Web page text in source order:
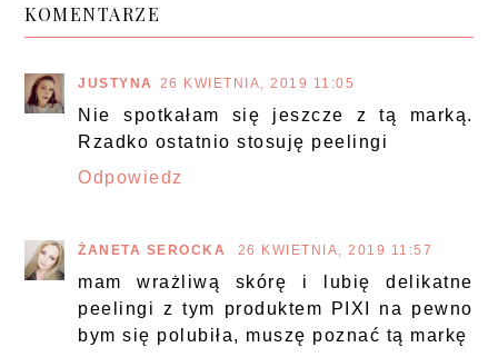
KOMENTARZE
JUSTYNA 26 KWIETNIA, 2019 11:05
Nie spotkałam się jeszcze z tą marką.
Rzadko ostatnio stosuję peelingi
Odpowiedz
ŻANETA SEROCKA 26 KWIETNIA, 2019 11:57
mam wrażliwą skórę i lubię delikatne
peelingi z tym produktem PIXI na pewno
bym się polubiła, muszę poznać tą markę